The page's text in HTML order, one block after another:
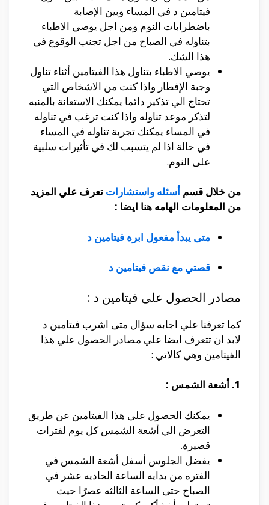
فيتامين د في المساء وبين الإصابة
باضطرابات النوم ومن اجل يوصي الاطباء
بتناوله في الصباح من اجل تجنب الوقوع في
هذا الشك.
يوصي الاطباء بتناول هذا الفيتامين أثناء تناول
وجبة الإفطار واذا كنت من الاشخاص التي
تحتاج الي تذكير دائما يمكنك الاستعانة بالمنبه
لتذكر موعد تناوله واذا كنت ترغب في تناوله
في المساء يمكنك تجربة تناوله في المساء
في حالة اذا لم يتسبب لك في تأثيرات سلبية
على النوم.
من خلال قسم أسئله واستشارات تعرف علي المزيد
من المعلومات الهامه هنا ايضا :
متى يبدأ مفعول ابرة فيتامين د
قصتي مع نقص فيتامين د
مصادر الحصول على فيتامين د :
كما تعرفنا علي اجابه سؤال متى اشرب فيتامين د
لابد ان تتعرف ايضا علي مصادر الحصول علي هذا
الفيتامين وهي كالاتي :
1. أشعة الشمس :
يمكنك الحصول على هذا الفيتامين عن طريق
التعرض الي أشعة الشمس كل يوم لفترات
قصيرة.
يفضل الجلوس أسفل أشعة الشمس في
الفتره من بدايه الساعة الحاديه عشر في
الصباح حتى الساعة الثالثه عصرًا حيث